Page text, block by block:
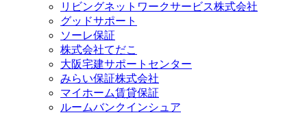
リビングネットワークサービス株式会社
グッドサポート
ソーレ保証
株式会社てだこ
大阪宅建サポートセンター
みらい保証株式会社
マイホーム賃貸保証
ルームバンクインシュア